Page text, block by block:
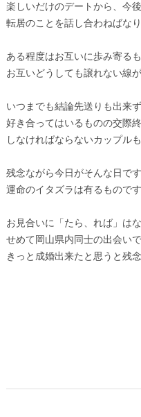
楽しいだけのデートから、今
転居のことを話し合わねばなり
ある程度はお互いに歩み寄る
お互いどうしても譲れない線
いつまでも結論先送りも出来ず
好き合ってはいるものの交際
しなければならないカップルも
残念ながら今日がそんな日です
運命のイタズラは有るもので
お見合いに「たら、れば」は
せめて岡山県内同士の出会い
きっと成婚出来たと思うと残念